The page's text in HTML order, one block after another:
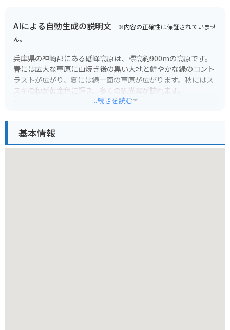
AIによる自動生成の説明文 ※内容の正確性は保証されていませ
ん。
兵庫県の神崎郡にある砥峰高原は、標高約900mの高原です。
春には広大な草原に山焼き後の黒い大地と鮮やかな緑のコント
ラストが広がり、夏には緑一面の草原が広がります。秋にはス
スキの穂が黄金色に輝き、多くの観光客が訪れます。
ルウェイの森』やNHK朝の連続テレビ小説『風のハルカ』のロ
ケ地としても知られています。
...続きを読む
基本情報